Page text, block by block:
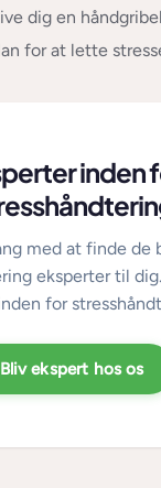
dig en
for at lette
inden
med at finde de
eksperter til
for
Bliv ekspert hos os